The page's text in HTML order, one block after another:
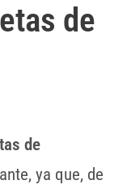
de
de
ya que, de